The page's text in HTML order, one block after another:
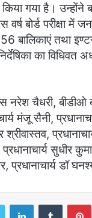
गया है।
वर्ष बोर्ड परीक्षा
बालिकाएं तथा
का विधिवत
चैधरी, बीडीओ
मंजू सैनी,
श्रीवास्तव,
प्रधानाचार्य सुधीर
प्रधानाचार्य डॉ
Twitter LinkedInTumblr